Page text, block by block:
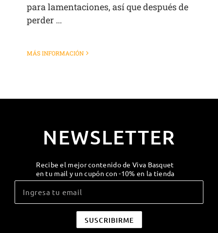
para lamentaciones, así que después de
perder ...
MÁS INFORMACIÓN
NEWSLETTER
Recibe el mejor contenido de Viva Basquet
en tu mail y un cupón con -10% en la tienda